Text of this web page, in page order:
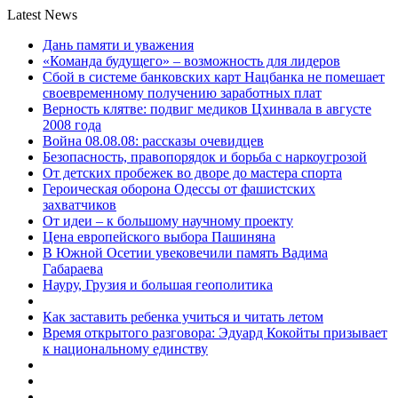
Latest News
Дань памяти и уважения
«Команда будущего» – возможность для лидеров
Сбой в системе банковских карт Нацбанка не помешает
своевременному получению заработных плат
Верность клятве: подвиг медиков Цхинвала в августе
2008 года
Война 08.08.08: рассказы очевидцев
Безопасность, правопорядок и борьба с наркоугрозой
От детских пробежек во дворе до мастера спорта
Героическая оборона Одессы от фашистских
захватчиков
От идеи – к большому научному проекту
Цена европейского выбора Пашиняна
В Южной Осетии увековечили память Вадима
Габараева
Науру, Грузия и большая геополитика
Как заставить ребенка учиться и читать летом
Время открытого разговора: Эдуард Кокойты призывает
к национальному единству